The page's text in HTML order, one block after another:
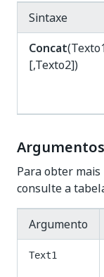
Sintaxe
Concat
[,Texto2])
Argumentos
Para obter
consulte a
Argumento
Text1